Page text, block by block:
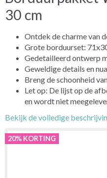
30 cm
Ontdek de charme van
Grote borduurset:
Gedetailleerd ontwerp
Geweldige details en
Breng de schoonheid
Let op: De lijst op de
en wordt niet
Bekijk de volledige
20% KORTING